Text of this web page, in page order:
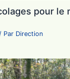
pour le
/ Par Direction